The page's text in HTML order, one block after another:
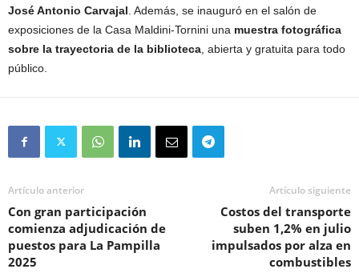
José Antonio Carvajal . Además, se inauguró en el salón de
exposiciones de la Casa Maldini-Tornini una muestra fotográfica
sobre la trayectoria de la biblioteca , abierta y gratuita para todo
público.
Artículo anterior
Con gran participación
comienza adjudicación de
puestos para La Pampilla
2025
Artículo siguiente
Costos del transporte
suben 1,2% en julio
impulsados por alza en
combustibles